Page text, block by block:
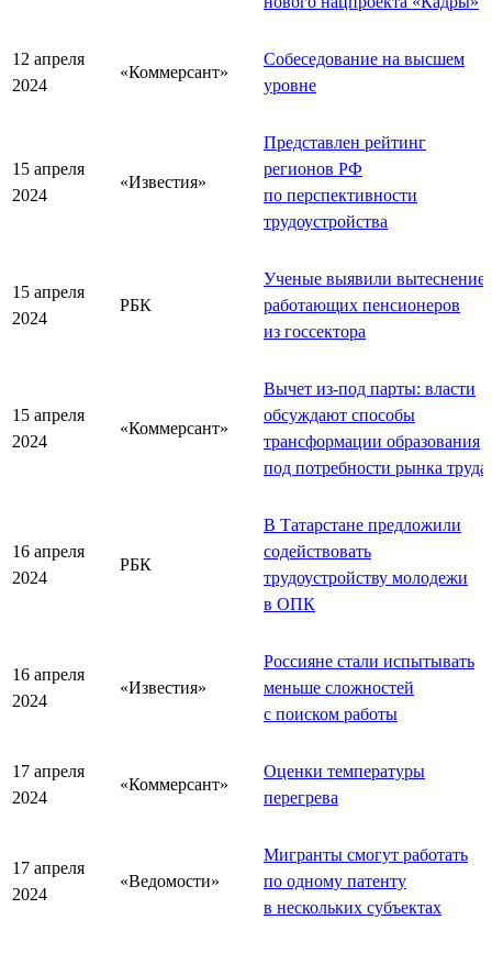
12 апреля
2024
«Коммерсант»
Собеседование на высшем
уровне
15 апреля
2024
«Известия»
Представлен рейтинг
регионов РФ
по перспективности
трудоустройства
15 апреля
2024
РБК
Ученые выявили вытеснение
работающих пенсионеров
из госсектора
15 апреля
2024
«Коммерсант»
Вычет из-под парты: власти
обсуждают способы
трансформации образования
под потребности рынка труда
16 апреля
2024
РБК
В Татарстане предложили
содействовать
трудоустройству молодежи
в ОПК
16 апреля
2024
«Известия»
Россияне стали испытывать
меньше сложностей
с поиском работы
17 апреля
2024
«Коммерсант»
Оценки температуры
перегрева
17 апреля
2024
«Ведомости»
Мигранты смогут работать
по одному патенту
в нескольких субъектах